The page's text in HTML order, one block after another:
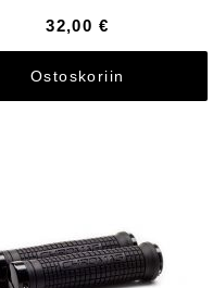
32,00 €
Ostoskoriin